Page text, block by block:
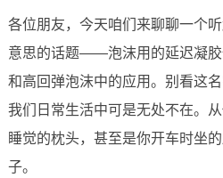
各位朋友，今天咱们来聊聊一个
意思的话题——泡沫用的延迟凝
和高回弹泡沫中的应用。别看这
我们日常生活中可是无处不在。
睡觉的枕头，甚至是你开车时坐
子。